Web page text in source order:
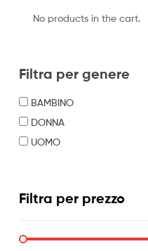
No products in the cart.
Filtra per genere
BAMBINO
DONNA
UOMO
Filtra per prezzo